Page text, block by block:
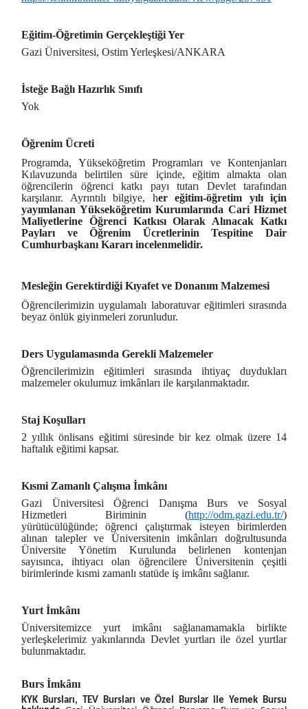
Eğitim-Öğretimin Gerçekleştiği Yer
Gazi Üniversitesi, Ostim Yerleşkesi/ANKARA
İsteğe Bağlı Hazırlık Sınıfı
Yok
Öğrenim Ücreti
Programda, Yükseköğretim Programları ve Kontenjanları
Kılavuzunda belirtilen süre içinde, eğitim almakta olan
öğrencilerin öğrenci katkı payı tutarı Devlet tarafından
karşılanır. Ayrıntılı bilgiye, her eğitim-öğretim yılı için
yayımlanan Yükseköğretim Kurumlarında Cari Hizmet
Maliyetlerine Öğrenci Katkısı Olarak Alınacak Katkı
Payları ve Öğrenim Ücretlerinin Tespitine Dair
Cumhurbaşkanı Kararı incelenmelidir.
Mesleğin Gerektirdiği Kıyafet ve Donanım Malzemesi
Öğrencilerimizin uygulamalı laboratuvar eğitimleri sırasında
beyaz önlük giyinmeleri zorunludur.
Ders Uygulamasında Gerekli Malzemeler
Öğrencilerimizin eğitimleri sırasında ihtiyaç duydukları
malzemeler okulumuz imkânları ile karşılanmaktadır.
Staj Koşulları
2 yıllık önlisans eğitimi süresinde bir kez olmak üzere 14
haftalık eğitimi kapsar.
Kısmi Zamanlı Çalışma İmkânı
Gazi Üniversitesi Öğrenci Danışma Burs ve Sosyal
Hizmetleri Biriminin (http://odm.gazi.edu.tr/)
yürütücülüğünde; öğrenci çalıştırmak isteyen birimlerden
alınan talepler ve Üniversitenin imkânları doğrultusunda
Üniversite Yönetim Kurulunda belirlenen kontenjan
sayısınca, ihtiyacı olan öğrencilere Üniversitenin çeşitli
birimlerinde kısmi zamanlı statüde iş imkânı sağlanır.
Yurt İmkânı
Üniversitemizce yurt imkânı sağlanamamakla birlikte
yerleşkelerimiz yakınlarında Devlet yurtları ile özel yurtlar
bulunmaktadır.
Burs İmkânı
KYK Bursları, TEV Bursları ve Özel Burslar ile Yemek Bursu